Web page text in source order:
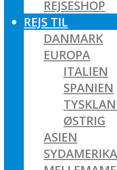
REJSESHOP
REJS TIL
DANMARK
EUROPA
ITALIEN
SPANIEN
ØSTRIG
ASIEN
SYDAMERIKA